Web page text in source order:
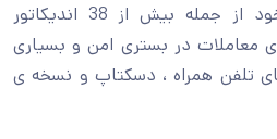
ویژگی های متعدد خود از جمله بیش از 38 اندیکاتور
معاملات در بستری امن و بسیاری
تلفن همراه ، دسکتاپ و نسخه ی